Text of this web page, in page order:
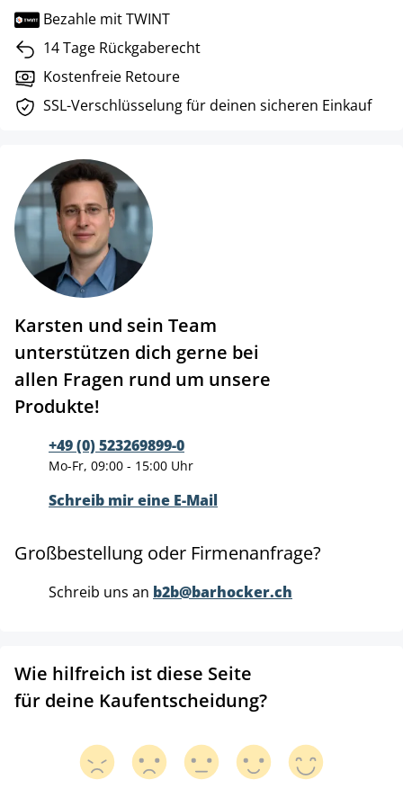
Bezahle mit TWINT
14 Tage Rückgaberecht
Kostenfreie Retoure
SSL-Verschlüsselung für deinen sicheren Einkauf
Karsten und sein Team
unterstützen dich gerne bei
allen Fragen rund um unsere
Produkte!
+49 (0) 523269899-0
Mo-Fr, 09:00 - 15:00 Uhr
Schreib mir eine E-Mail
Großbestellung oder Firmenanfrage?
Schreib uns an b2b@barhocker.ch
Wie hilfreich ist diese Seite
für deine Kaufentscheidung?